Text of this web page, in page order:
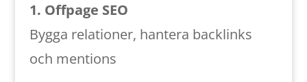
1. Offpage SEO
Bygga relationer, hantera backlinks
och mentions